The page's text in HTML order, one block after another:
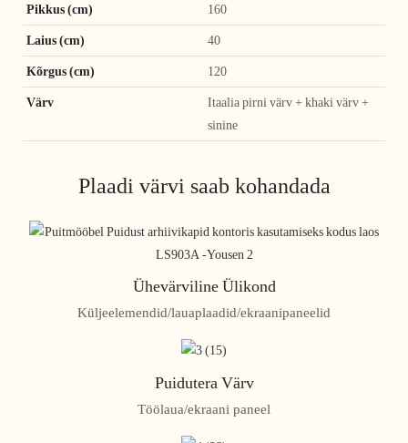
Pikkus (cm) 160
Laius (cm) 40
Kõrgus (cm) 120
Värv
Itaalia pirni värv + khaki värv +
sinine
Plaadi värvi saab kohandada
Ühevärviline Ülikond
Küljeelemendid/lauaplaadid/ekraanipaneelid
Puidutera Värv
Töölaua/ekraani paneel